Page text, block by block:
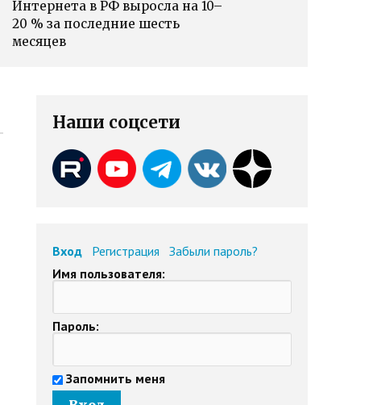
Интернета в РФ выросла на 10–
20 % за последние шесть
месяцев
Наши соцсети
Вход Регистрация
Забыли пароль?
Имя пользователя:
Пароль:
Запомнить меня